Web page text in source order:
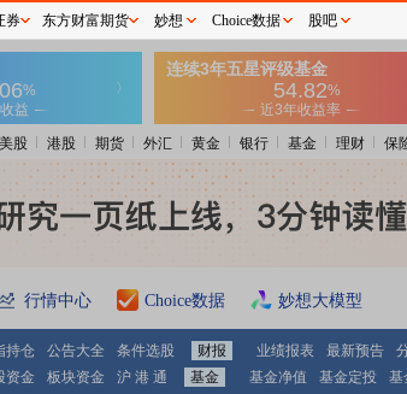
美股 港股 期货 外汇 黄金 银行 基金 理财 保
行情中心 Choice数据 妙想大模型
持仓 公告大全 条件选股 财报 业绩报表 最新预告
资金 板块资金 沪 港 通 基金 基金净值 基金定投 基
券 东方财富期货 妙想 Choice数据 股吧